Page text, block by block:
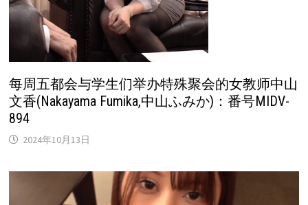
每周五都会与学生们举办特殊聚会的女教师中山
文香(Nakayama Fumika,中山ふみか)：番号MIDV-
894
2024年10月13日